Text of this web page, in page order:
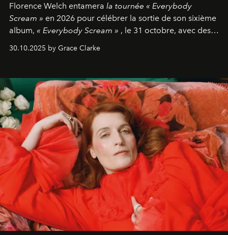
Florence Welch entamera la tournée « Everybody
Scream » en 2026 pour célébrer la sortie de son sixième
album, « Everybody Scream » , le 31 octobre, avec des
30.10.2025 by Grace Clarke